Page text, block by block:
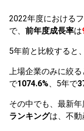
2022年度における
で、 前年度成長率は
5年前と比較すると、
上場企業のみに絞
で1074.6%、5年で
その中でも、最新
ランキングは、不